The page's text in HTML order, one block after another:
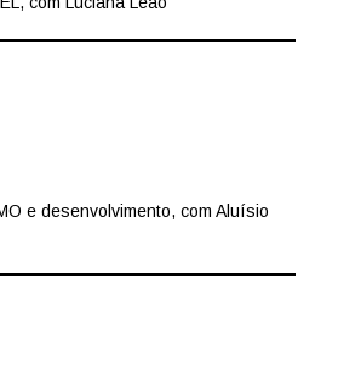
e desenvolvimento, com Aluísio